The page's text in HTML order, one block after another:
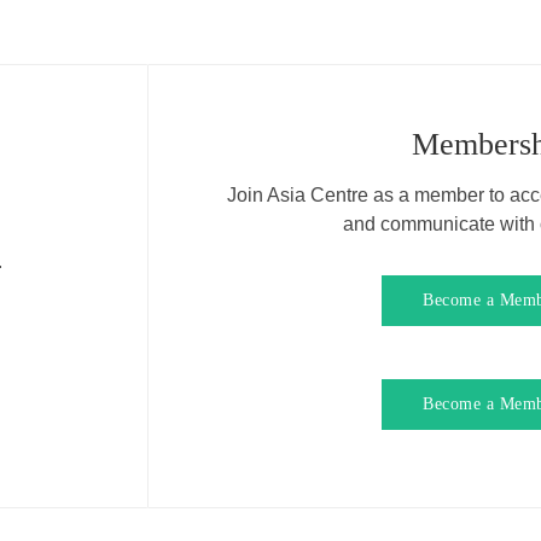
Join Asia Centre as a member to
and communicate with
Become a
Become a